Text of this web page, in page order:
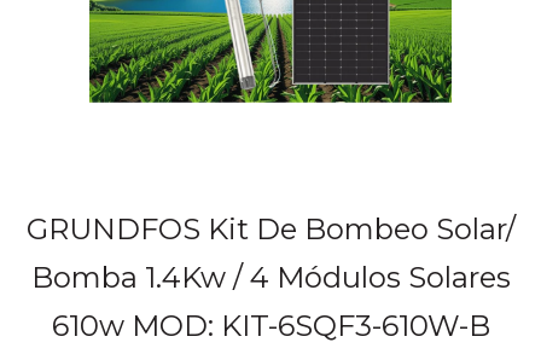
GRUNDFOS Kit De Bombeo Solar/
Bomba 1.4Kw / 4 Módulos Solares
610w MOD: KIT-6SQF3-610W-B